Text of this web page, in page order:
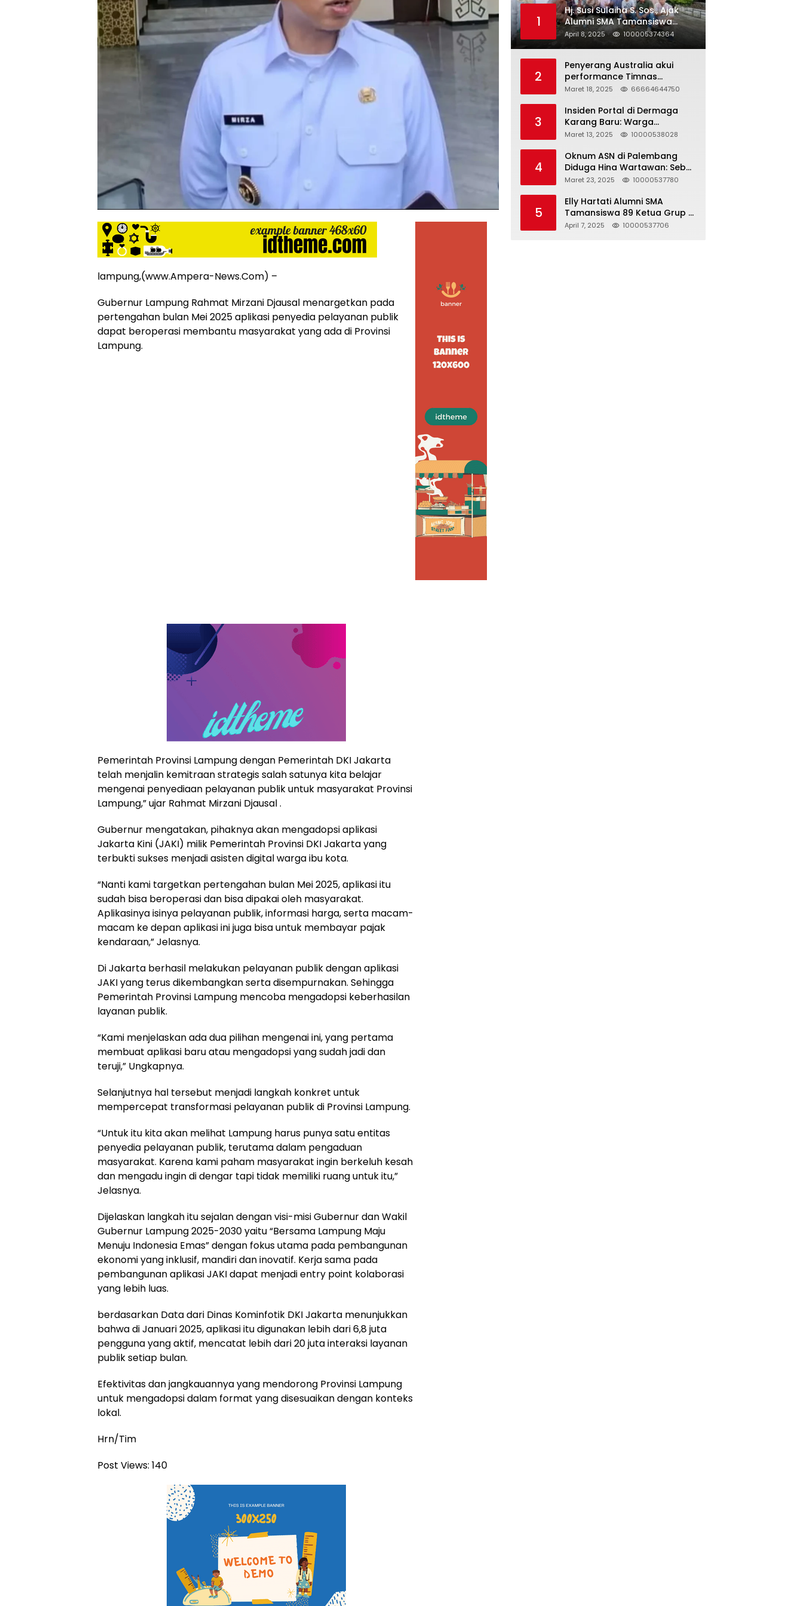
siber
lebih
eksklusif,
bergaya
mengandung
dari
narkoba
dan
berita
asusila
Media
Cetak
dan
Online
News
lampung,(www.Ampera-News.Com) –
Gubernur Lampung Rahmat Mirzani Djausal menargetkan pada
pertengahan bulan Mei 2025 aplikasi penyedia pelayanan publik
dapat beroperasi membantu masyarakat yang ada di Provinsi
Lampung.
Pemerintah Provinsi Lampung dengan Pemerintah DKI Jakarta
telah menjalin kemitraan strategis salah satunya kita belajar
mengenai penyediaan pelayanan publik untuk masyarakat Provinsi
Lampung,” ujar Rahmat Mirzani Djausal .
Gubernur mengatakan, pihaknya akan mengadopsi aplikasi
Jakarta Kini (JAKI) milik Pemerintah Provinsi DKI Jakarta yang
terbukti sukses menjadi asisten digital warga ibu kota.
“Nanti kami targetkan pertengahan bulan Mei 2025, aplikasi itu
sudah bisa beroperasi dan bisa dipakai oleh masyarakat.
Aplikasinya isinya pelayanan publik, informasi harga, serta macam-
macam ke depan aplikasi ini juga bisa untuk membayar pajak
kendaraan,” Jelasnya.
Di Jakarta berhasil melakukan pelayanan publik dengan aplikasi
JAKI yang terus dikembangkan serta disempurnakan. Sehingga
Pemerintah Provinsi Lampung mencoba mengadopsi keberhasilan
layanan publik.
“Kami menjelaskan ada dua pilihan mengenai ini, yang pertama
membuat aplikasi baru atau mengadopsi yang sudah jadi dan
teruji,” Ungkapnya.
Selanjutnya hal tersebut menjadi langkah konkret untuk
mempercepat transformasi pelayanan publik di Provinsi Lampung.
“Untuk itu kita akan melihat Lampung harus punya satu entitas
penyedia pelayanan publik, terutama dalam pengaduan
masyarakat. Karena kami paham masyarakat ingin berkeluh kesah
dan mengadu ingin di dengar tapi tidak memiliki ruang untuk itu,”
Jelasnya.
Dijelaskan langkah itu sejalan dengan visi-misi Gubernur dan Wakil
Gubernur Lampung 2025-2030 yaitu “Bersama Lampung Maju
Menuju Indonesia Emas” dengan fokus utama pada pembangunan
ekonomi yang inklusif, mandiri dan inovatif. Kerja sama pada
pembangunan aplikasi JAKI dapat menjadi entry point kolaborasi
yang lebih luas.
berdasarkan Data dari Dinas Kominfotik DKI Jakarta menunjukkan
bahwa di Januari 2025, aplikasi itu digunakan lebih dari 6,8 juta
pengguna yang aktif, mencatat lebih dari 20 juta interaksi layanan
publik setiap bulan.
Efektivitas dan jangkauannya yang mendorong Provinsi Lampung
untuk mengadopsi dalam format yang disesuaikan dengan konteks
lokal.
Hrn/Tim
Post Views: 140
1
Hj. Susi Sulaiha S. Sos., Ajak
Alumni SMA Tamansiswa
Palembang Angkatan 91 Halal
Bihalal
April 8, 2025 100005374364
2
Penyerang Australia akui
performance Timnas
Indonesia
Maret 18, 2025 66664644750
3
Insiden Portal di Dermaga
Karang Baru: Warga
Klarifikasi dan Kritik
Akurat
Maret 13, 2025 10000538028
4
Oknum ASN di Palembang
Diduga Hina Wartawan: Sebut
Profesi Jurnalis Hanya
Berujung Dugaan
Pelanggaran UU ITE!
Maret 23, 2025 10000537780
5
Elly Hartati Alumni SMA
Tamansiswa 89 Ketua Grup S
4 Laksanakan Giat
April 7, 2025 10000537706